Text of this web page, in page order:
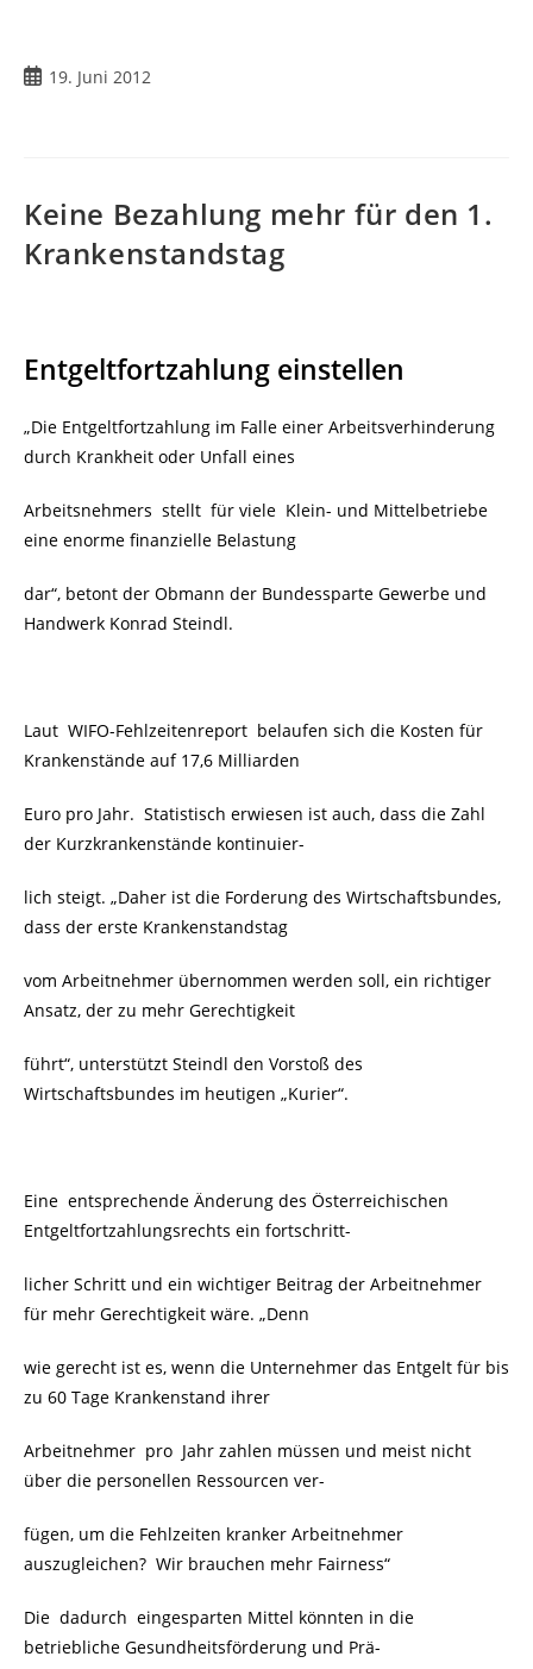
Beitrag19. Juni 2012
Keine Bezahlung mehr für den 1.
Krankenstandstag
Entgeltfortzahlung einstellen
„Die Entgeltfortzahlung im Falle einer Arbeitsverhinderung
durch Krankheit oder Unfall eines
Arbeitsnehmers stellt für viele Klein- und Mittelbetriebe
eine enorme finanzielle Belastung
dar“, betont der Obmann der Bundessparte Gewerbe und
Handwerk Konrad Steindl.
Laut WIFO-Fehlzeitenreport belaufen sich die Kosten für
Krankenstände auf 17,6 Milliarden
Euro pro Jahr. Statistisch erwiesen ist auch, dass die Zahl
der Kurzkrankenstände kontinuier-
lich steigt. „Daher ist die Forderung des Wirtschaftsbundes,
dass der erste Krankenstandstag
vom Arbeitnehmer übernommen werden soll, ein richtiger
Ansatz, der zu mehr Gerechtigkeit
führt“, unterstützt Steindl den Vorstoß des
Wirtschaftsbundes im heutigen „Kurier“.
Eine entsprechende Änderung des Österreichischen
Entgeltfortzahlungsrechts ein fortschritt-
licher Schritt und ein wichtiger Beitrag der Arbeitnehmer
für mehr Gerechtigkeit wäre. „Denn
wie gerecht ist es, wenn die Unternehmer das Entgelt für bis
zu 60 Tage Krankenstand ihrer
Arbeitnehmer pro Jahr zahlen müssen und meist nicht
über die personellen Ressourcen ver-
fügen, um die Fehlzeiten kranker Arbeitnehmer
auszugleichen? Wir brauchen mehr Fairness“
Die dadurch eingesparten Mittel könnten in die
betriebliche Gesundheitsförderung und Prä-